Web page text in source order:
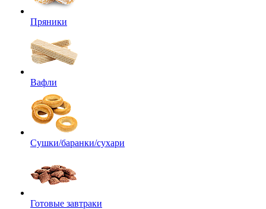
Пряники
Вафли
Сушки/баранки/сухари
Готовые завтраки